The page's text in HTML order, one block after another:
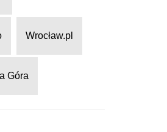
Wrocław.pl
Góra